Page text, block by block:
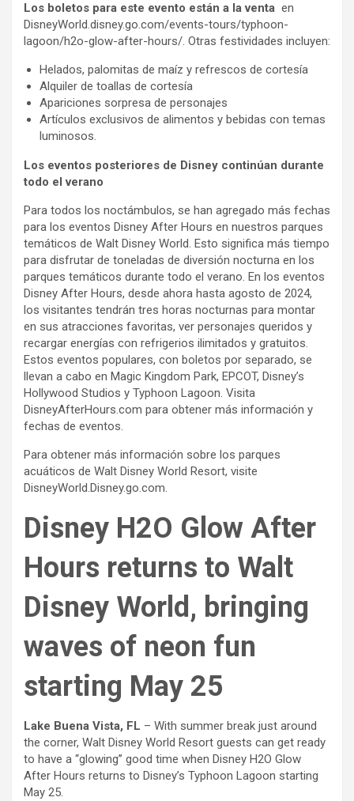
Los boletos para este evento están a la venta en
DisneyWorld.disney.go.com/events-tours/typhoon-
lagoon/h2o-glow-after-hours/. Otras festividades incluyen:
Helados, palomitas de maíz y refrescos de cortesía
Alquiler de toallas de cortesía
Apariciones sorpresa de personajes
Artículos exclusivos de alimentos y bebidas con temas
luminosos.
Los eventos posteriores de Disney continúan durante
todo el verano
Para todos los noctámbulos, se han agregado más fechas
para los eventos Disney After Hours en nuestros parques
temáticos de Walt Disney World. Esto significa más tiempo
para disfrutar de toneladas de diversión nocturna en los
parques temáticos durante todo el verano. En los eventos
Disney After Hours, desde ahora hasta agosto de 2024,
los visitantes tendrán tres horas nocturnas para montar
en sus atracciones favoritas, ver personajes queridos y
recargar energías con refrigerios ilimitados y gratuitos.
Estos eventos populares, con boletos por separado, se
llevan a cabo en Magic Kingdom Park, EPCOT, Disney’s
Hollywood Studios y Typhoon Lagoon. Visita
DisneyAfterHours.com para obtener más información y
fechas de eventos.
Para obtener más información sobre los parques
acuáticos de Walt Disney World Resort, visite
DisneyWorld.Disney.go.com.
Disney H2O Glow After
Hours returns to Walt
Disney World, bringing
waves of neon fun
starting May 25
Lake Buena Vista, FL – With summer break just around
the corner, Walt Disney World Resort guests can get ready
to have a “glowing’’ good time when Disney H2O Glow
After Hours returns to Disney’s Typhoon Lagoon starting
May 25.